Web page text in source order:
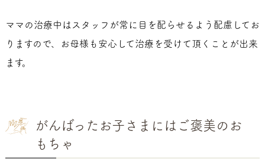
ママの治療中はスタッフが常に目を配らせるよう配慮してお
りますので、お母様も安心して治療を受けて頂くことが出来
ます。
がんばったお子さまにはご褒美のお
もちゃ